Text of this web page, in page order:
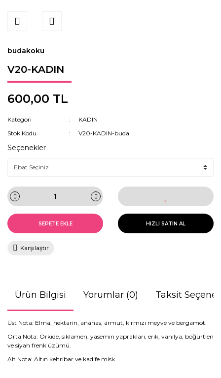
budakoku
V20-KADIN
600,00 TL
Kategori
KADIN
Stok Kodu
V20-KADIN-buda
Seçenekler
SEPETE EKLE HIZLI SATIN AL
Karşılaştır
Ürün Bilgisi Yorumlar (0) Taksit
Üst Nota: Elma, nektarin, ananas, armut, kırmızı meyve ve bergamot.
Orta Nota: Orkide, siklamen, yasemin yaprakları, erik, vanilya, böğürtlen
ve siyah frenk üzümü.
Alt Nota: Altın kehribar ve kadife misk.